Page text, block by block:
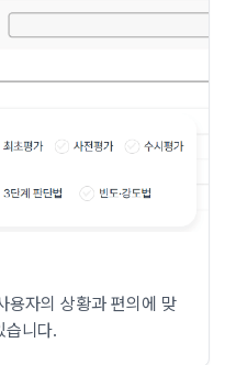
용자의 상황과 편의에 맞
습니다.